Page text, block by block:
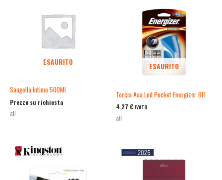
ESAURITO
Saugella Intimo 500Ml
Prezzo su richiesta
all
ESAURITO
Torcia Aaa Led Pocket Energizer Bl1
4,27 € IVATO
all